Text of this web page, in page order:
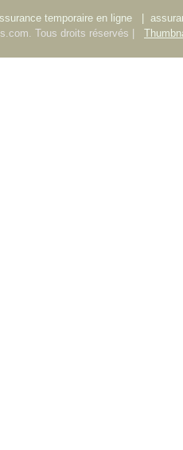
temporaire en ligne
Tous droits réservés |